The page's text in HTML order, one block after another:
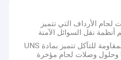
لحام الأرداف التي تتميز
أنظمة نقل السوائل الآمنة
وصلات لحام مؤخرة عالية المقاومة للتآكل تتميز بمادة UNS